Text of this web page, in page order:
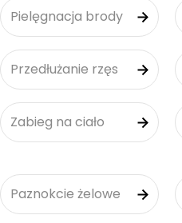
Pielęgnacja brody
Przedłużanie rzęs
Zabieg na ciało
Paznokcie żelowe